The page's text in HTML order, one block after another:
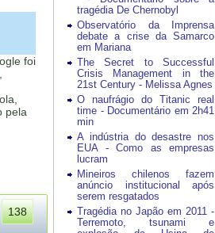
foi
pela
138
tragédia De Chernobyl
Observatório da Imprensa
debate a crise da Samarco
em Mariana
The Secret to Successful
Crisis Management in the
21st Century - Melissa Agnes
O naufrágio do Titanic real
time - Documentário em 2h41
min
A indústria do desastre nos
EUA - Como as empresas
lucram
Mineiros chilenos fazem
anúncio institucional após
serem resgatados
Tragédia no Japão em 2011 -
Terremoto, tsunami e